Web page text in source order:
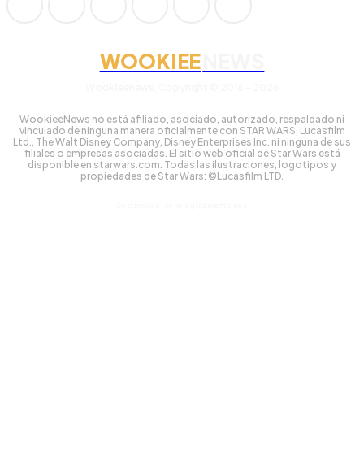
WOOKIEE
WookieeNews no está afiliado, asociado, autorizado, respaldado ni
vinculado de ninguna manera oficialmente con STAR WARS, Lucasfilm
Ltd., The Walt Disney Company, Disney Enterprises Inc. ni ninguna de sus
filiales o empresas asociadas. El sitio web oficial de Star Wars está
disponible en starwars.com. Todas las ilustraciones, logotipos y
propiedades de Star Wars: ©Lucasfilm LTD.